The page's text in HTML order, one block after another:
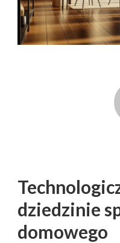
dziedzinie
domowego